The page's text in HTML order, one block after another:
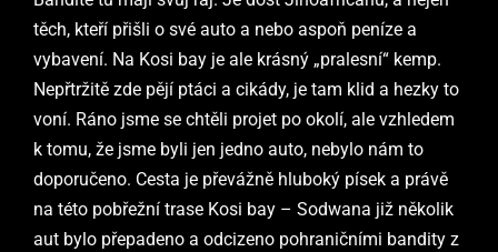
těch, kteří přišli o své auto a nebo aspoň peníze a
vybavení. Na Kosi bay je ale krásný „pralesní“ kemp.
Nepřtržitě zde pějí ptáci a cikády, je tam klid a hezky to
voní. Ráno jsme se chtěli projet po okolí, ale vzhledem
k tomu, že jsme byli jen jedno auto, nebylo nám to
doporučeno. Cesta je převážně hluboký písek a právě
na této pobřežní trase Kosi bay – Sodwana již několik
aut bylo přepadeno a odcizeno pohraničními bandity z